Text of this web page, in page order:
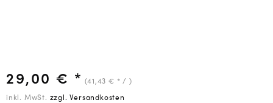
29,00 € * (41,43 € * / )
inkl. MwSt. zzgl. Versandkosten